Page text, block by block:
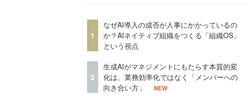
1
なぜAI導入の成否が人事にかかっているの
か？AIネイティブ組織をつくる「組織OS」
という視点
2
生成AIがマネジメントにもたらす本質的変
化は、業務効率化ではなく「メンバーへの
向き合い方」
NEW